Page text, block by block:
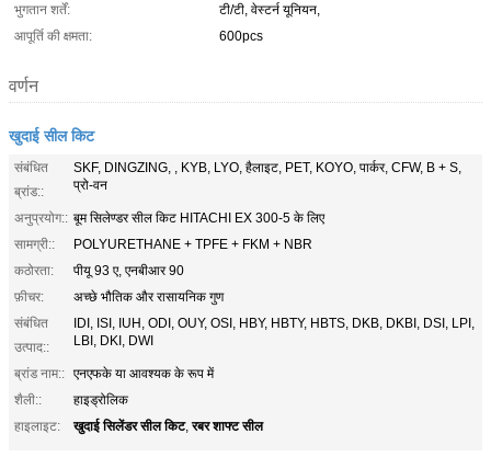
भुगतान शर्तें:
टी/टी, वेस्टर्न यूनियन,
आपूर्ति की क्षमता:
600pcs
वर्णन
खुदाई सील किट
संबंधित
ब्रांड::
SKF, DINGZING, , KYB, LYO, हैलाइट, PET, KOYO, पार्कर, CFW, B + S,
प्रो-वन
अनुप्रयोग:: बूम सिलेण्डर सील किट HITACHI EX 300-5 के लिए
सामग्री::
POLYURETHANE + TPFE + FKM + NBR
कठोरता:
पीयू 93 ए, एनबीआर 90
फ़ीचर:
अच्छे भौतिक और रासायनिक गुण
संबंधित
उत्पाद::
IDI, ISI, IUH, ODI, OUY, OSI, HBY, HBTY, HBTS, DKB, DKBI, DSI, LPI,
LBI, DKI, DWI
ब्रांड नाम:: एनएफके या आवश्यक के रूप में
शैली::
हाइड्रोलिक
हाइलाइट:
खुदाई सिलेंडर सील किट,रबर शाफ्ट सील